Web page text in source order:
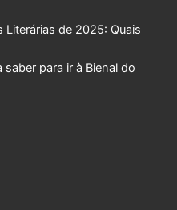
Literárias de 2025: Quais
para ir à Bienal do